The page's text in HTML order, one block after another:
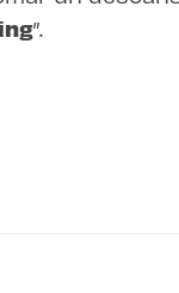
”.